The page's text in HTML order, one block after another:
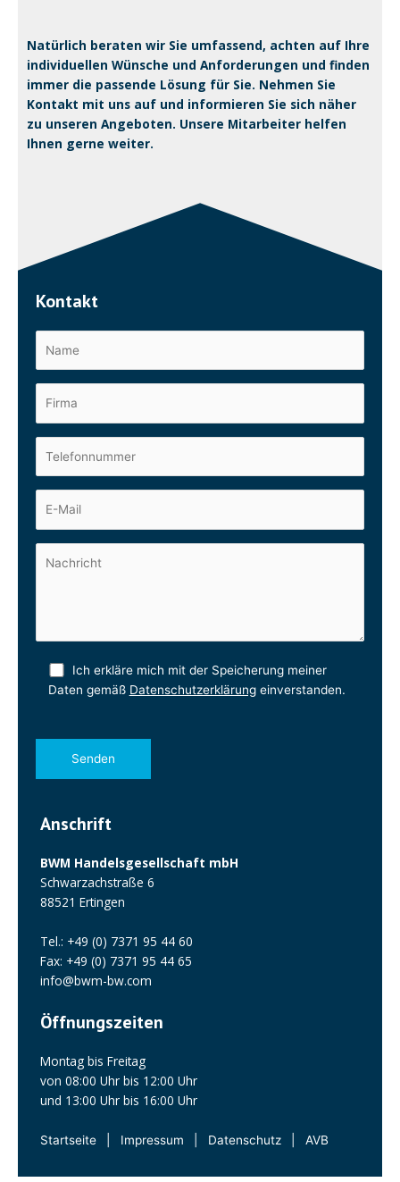
Natürlich beraten wir Sie umfassend, achten auf Ihre
individuellen Wünsche und Anforderungen und finden
immer die passende Lösung für Sie. Nehmen Sie
Kontakt mit uns auf und informieren Sie sich näher
zu unseren Angeboten. Unsere Mitarbeiter helfen
Ihnen gerne weiter.
Kontakt
Ich erkläre mich mit der Speicherung meiner
Daten gemäß Datenschutzerklärungeinverstanden.
Anschrift
BWM Handelsgesellschaft mbH
Schwarzachstraße 6
88521 Ertingen
Tel.: +49 (0) 7371 95 44 60
Fax: +49 (0) 7371 95 44 65
info@bwm-bw.com
Öffnungszeiten
Montag bis Freitag
von 08:00 Uhr bis 12:00 Uhr
und 13:00 Uhr bis 16:00 Uhr
Startseite Impressum Datenschutz AVB